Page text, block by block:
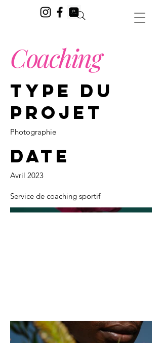
Coaching
Type du
projet
Photographie
Date
Avril 2023
Service de coaching sportif